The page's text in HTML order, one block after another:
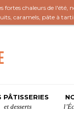
PÂTISSERIES
et desserts
fortes chaleurs de l'été,
, caramels, pâte à